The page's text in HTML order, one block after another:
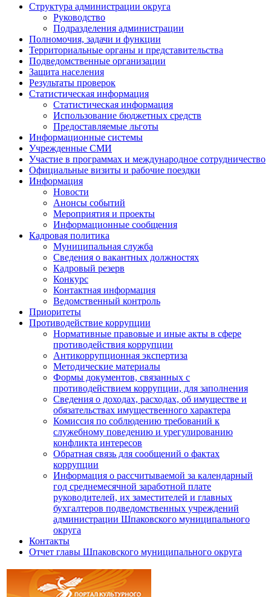
Структура администрации округа
Руководство
Подразделения администрации
Полномочия, задачи и функции
Территориальные органы и представительства
Подведомственные организации
Защита населения
Результаты проверок
Статистическая информация
Статистическая информация
Использование бюджетных средств
Предоставляемые льготы
Информационные системы
Учрежденные СМИ
Участие в программах и международное сотрудничество
Официальные визиты и рабочие поездки
Информация
Новости
Анонсы событий
Мероприятия и проекты
Информационные сообщения
Кадровая политика
Муниципальная служба
Сведения о вакантных должностях
Кадровый резерв
Конкурс
Контактная информация
Ведомственный контроль
Приоритеты
Противодействие коррупции
Нормативные правовые и иные акты в сфере
противодействия коррупции
Антикоррупционная экспертиза
Методические материалы
Формы документов, связанных с
противодействием коррупции, для заполнения
Сведения о доходах, расходах, об имуществе и
обязательствах имущественного характера
Комиссия по соблюдению требований к
служебному поведению и урегулированию
конфликта интересов
Обратная связь для сообщений о фактах
коррупции
Информация о рассчитываемой за календарный
год среднемесячной заработной плате
руководителей, их заместителей и главных
бухгалтеров подведомственных учреждений
администрации Шпаковского муниципального
округа
Контакты
Отчет главы Шпаковского муниципального округа